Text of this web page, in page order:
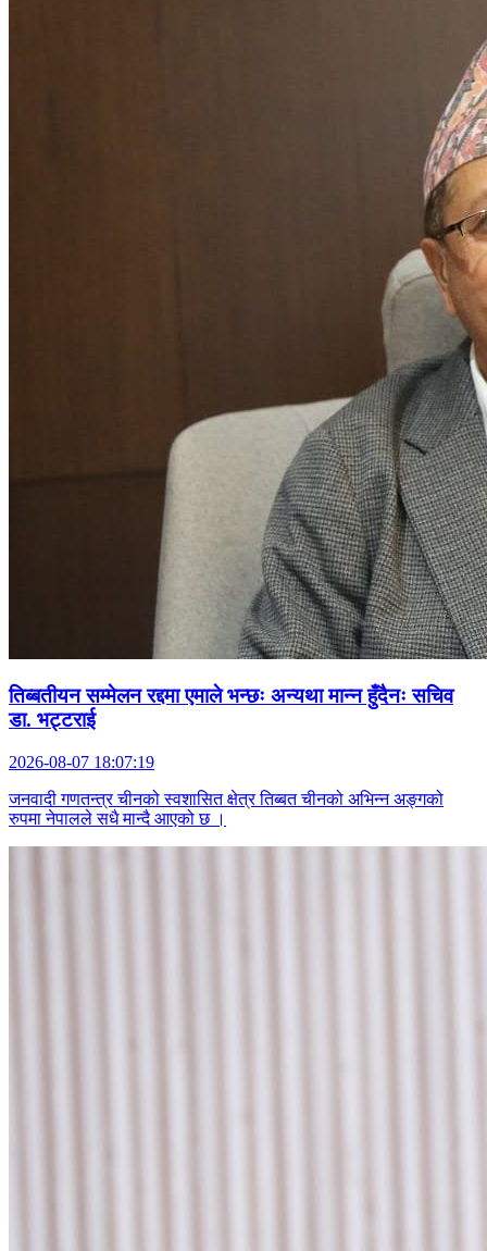
तिब्बतीयन सम्मेलन रद्दमा एमाले भन्छः अन्यथा मान्न हुँदैनः सचिव
डा. भट्टराई
2026-08-07 18:07:19
जनवादी गणतन्त्र चीनको स्वशासित क्षेत्र तिब्बत चीनको अभिन्न अङ्गको
रुपमा नेपालले सधै मान्दै आएको छ ।